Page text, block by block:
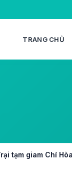
TRANG CHỦ
tạm giam Chí